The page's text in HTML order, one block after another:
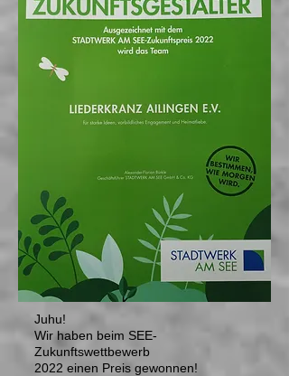
Juhu!
Wir haben beim SEE-
Zukunftswettbewerb
2022 einen Preis gewonnen!